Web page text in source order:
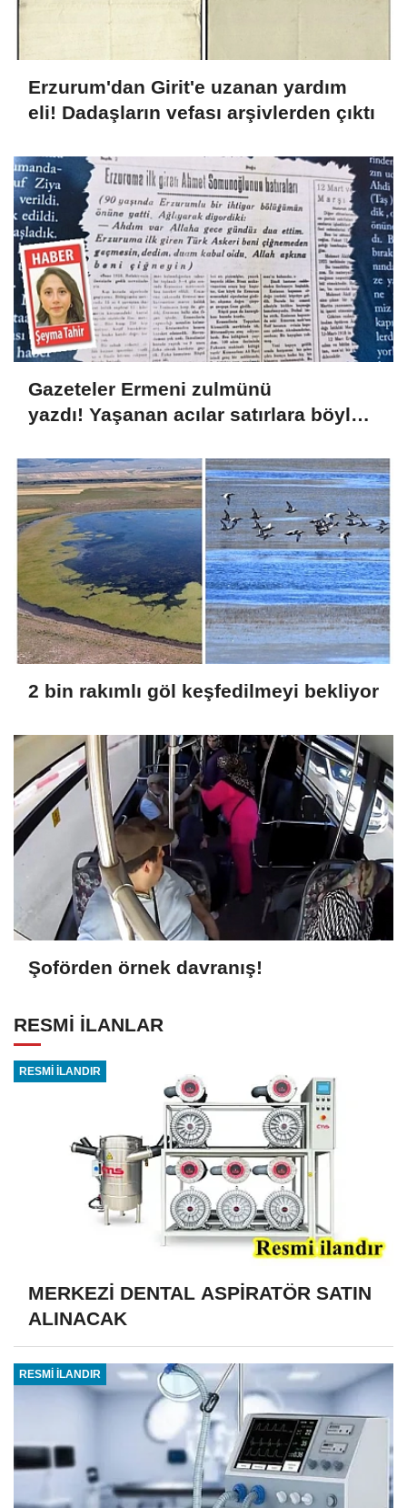
Erzurum'dan Girit'e uzanan yardım
eli! Dadaşların vefası arşivlerden çıktı
Gazeteler Ermeni zulmünü
yazdı! Yaşanan acılar satırlara böyle
2 bin rakımlı göl keşfedilmeyi bekliyor
Şoförden örnek davranış!
RESMİ İLANLAR
RESMİ İLANDIR
MERKEZİ DENTAL ASPİRATÖR SATIN
ALINACAK
RESMİ İLANDIR